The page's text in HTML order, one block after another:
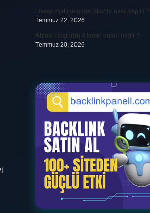
Hesap makinesinde iskonto nasıl yapılır ?
Temmuz 22, 2026
Ahlaki oluşturan 4 temel unsur nedir ?
Temmuz 20, 2026